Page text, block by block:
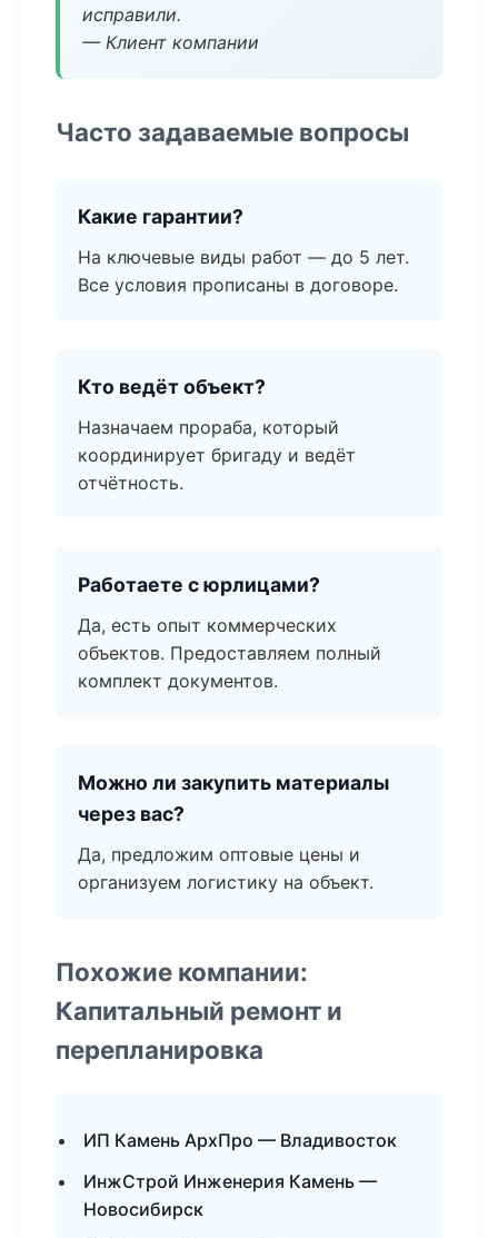
исправили.
— Клиент компании
Часто задаваемые вопросы
Какие гарантии?
На ключевые виды работ — до 5 лет.
Все условия прописаны в договоре.
Кто ведёт объект?
Назначаем прораба, который
координирует бригаду и ведёт
отчётность.
Работаете с юрлицами?
Да, есть опыт коммерческих
объектов. Предоставляем полный
комплект документов.
Можно ли закупить материалы
через вас?
Да, предложим оптовые цены и
организуем логистику на объект.
Похожие компании:
Капитальный ремонт и
перепланировка
ИП Камень АрхПро — Владивосток
ИнжСтрой Инженерия Камень —
Новосибирск